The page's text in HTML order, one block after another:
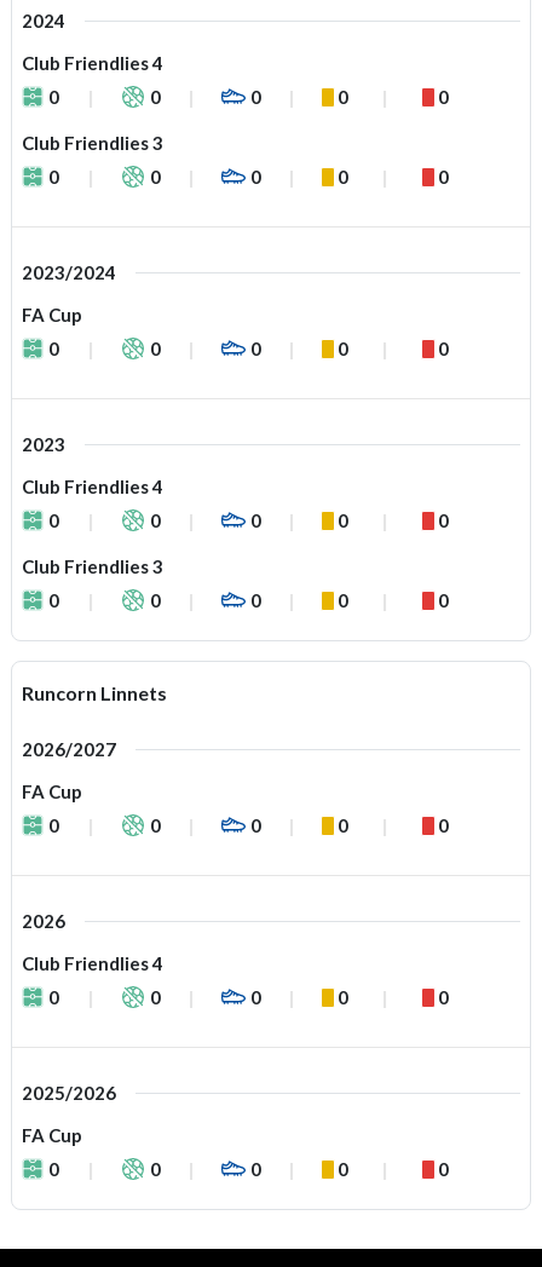
2024
Club Friendlies 4
0
0 0 0 0
Club Friendlies 3
0
0 0 0 0
2023/2024
FA Cup
0
0 0 0 0
2023
Club Friendlies 4
0
0 0 0 0
Club Friendlies 3
0
0 0 0 0
Runcorn Linnets
2026/2027
FA Cup
0
0 0 0 0
2026
Club Friendlies 4
0
0 0 0 0
2025/2026
FA Cup
0
0 0 0 0